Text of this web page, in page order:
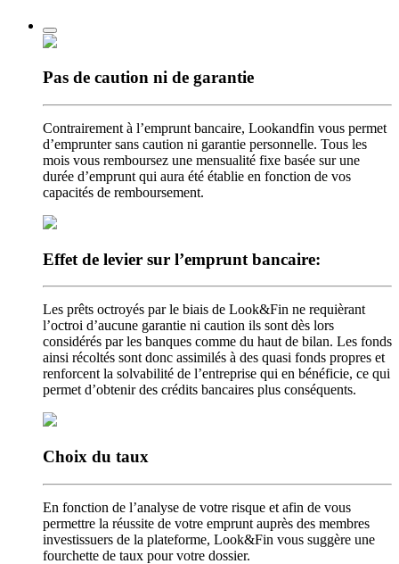
Pas de caution ni de garantie
Contrairement à l’emprunt bancaire, Lookandfin vous permet
d’emprunter sans caution ni garantie personnelle. Tous les
mois vous remboursez une mensualité fixe basée sur une
durée d’emprunt qui aura été établie en fonction de vos
capacités de remboursement.
Effet de levier sur l’emprunt bancaire:
Les prêts octroyés par le biais de Look&Fin ne requièrant
l’octroi d’aucune garantie ni caution ils sont dès lors
considérés par les banques comme du haut de bilan. Les fonds
ainsi récoltés sont donc assimilés à des quasi fonds propres et
renforcent la solvabilité de l’entreprise qui en bénéficie, ce qui
permet d’obtenir des crédits bancaires plus conséquents.
Choix du taux
En fonction de l’analyse de votre risque et afin de vous
permettre la réussite de votre emprunt auprès des membres
investissuers de la plateforme, Look&Fin vous suggère une
fourchette de taux pour votre dossier.